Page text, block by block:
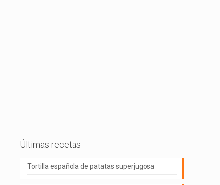
Últimas recetas
Tortilla española de patatas superjugosa